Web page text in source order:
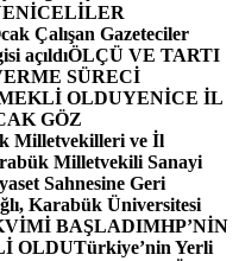
Çalışan Gazeteciler
açıldıÖLÇÜ VE TARTI
SÜRECİ
OLDUYENİCE İL
GÖZ
Milletvekilleri ve İl
Milletvekili Sanayi
Sahnesine Geri
Karabük Üniversitesi
BAŞLADIMHP’NİN
OLDUTürkiye’nin Yerli